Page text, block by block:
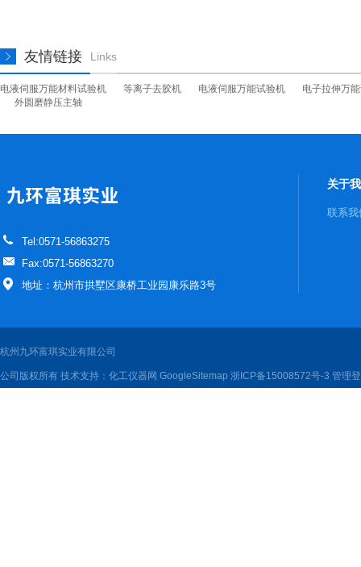
友情链接 Links
电液伺服万能材料试验机 等离子去胶机 电液伺服万能试验机
电子拉伸万
外圆磨静压主轴
Tel:0571-56863275
Fax:0571-56863270
地址：杭州市拱墅区康桥工业园康乐路3号
关于
联系我
杭州九环富琪实业有限公司
公司版权所有 技术支持： 化工仪器网 GoogleSitemap 浙ICP备15008572号-3 管理